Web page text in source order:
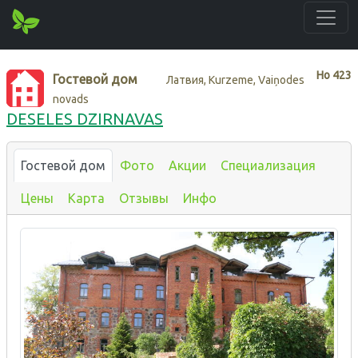
Нo 423
Гостевой дом
Латвия, Kurzeme, Vaiņodes
novads
DESELES DZIRNAVAS
Гостевой дом Фото Акции Специализация
Цены Карта Отзывы Инфо